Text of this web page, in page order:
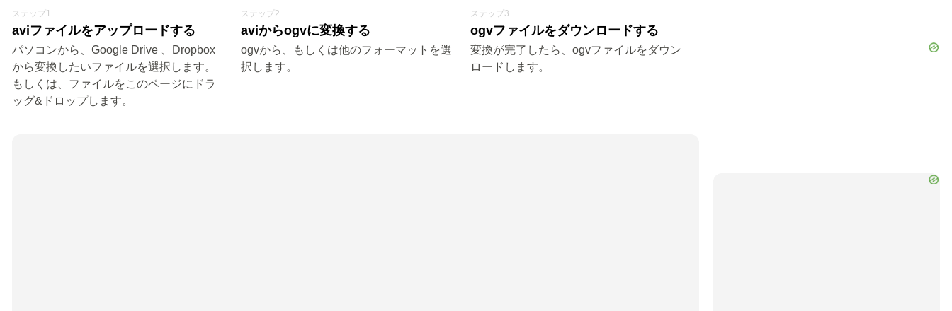
ステップ1
aviファイルをアップロードする
パソコンから、Google Drive 、Dropbox
から変換したいファイルを選択します。
もしくは、ファイルをこのページにドラ
ッグ&ドロップします。
ステップ2
aviからogvに変換する
ogvから、もしくは他のフォーマットを選
択します。
ステップ3
ogvファイルをダウンロードする
変換が完了したら、ogvファイルをダウン
ロードします。